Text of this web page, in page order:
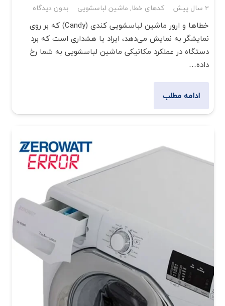
2 سال پیش کدهای خطا, ماشین لباسشویی بدون دیدگاه
خطاها و ارور ماشین لباسشویی کندی (Candy) که بر روی
نمایشگر به نمایش می‌دهد، ایراد یا هشداری است که برد
دستگاه در عملکرد مکانیکی ماشین لباسشویی به شما رخ
داده…
ادامه مطلب